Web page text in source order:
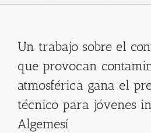
Un trabajo sobre el
que provocan
atmosférica gana el
técnico para jóvenes
Algemesí